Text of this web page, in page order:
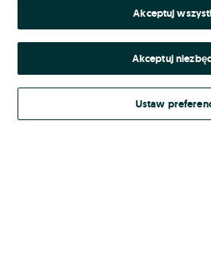
Kontynuując za pośrednictwem jednego z
Regulamin serwisu OLX.pl w
Akceptuj
Akceptuj
Ustaw